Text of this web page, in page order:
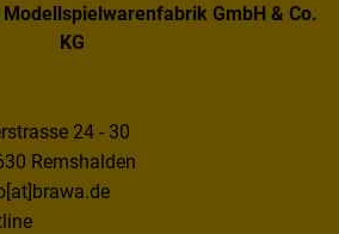
GmbH & Co.
KG
24 - 30
Remshalden